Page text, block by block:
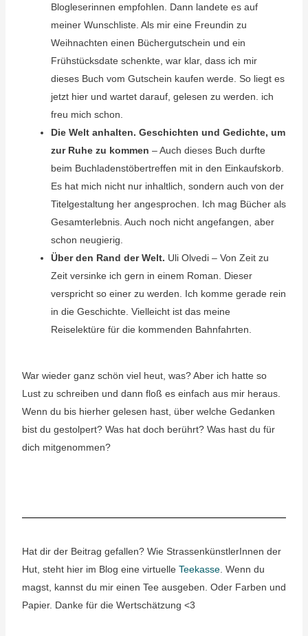
Blogleserinnen empfohlen. Dann landete es auf
meiner Wunschliste. Als mir eine Freundin zu
Weihnachten einen Büchergutschein und ein
Frühstücksdate schenkte, war klar, dass ich mir
dieses Buch vom Gutschein kaufen werde. So liegt es
jetzt hier und wartet darauf, gelesen zu werden. ich
freu mich schon.
Die Welt anhalten. Geschichten und Gedichte, um
zur Ruhe zu kommen – Auch dieses Buch durfte
beim Buchladenstöbertreffen mit in den Einkaufskorb.
Es hat mich nicht nur inhaltlich, sondern auch von der
Titelgestaltung her angesprochen. Ich mag Bücher als
Gesamterlebnis. Auch noch nicht angefangen, aber
schon neugierig.
Über den Rand der Welt. Uli Olvedi – Von Zeit zu
Zeit versinke ich gern in einem Roman. Dieser
verspricht so einer zu werden. Ich komme gerade rein
in die Geschichte. Vielleicht ist das meine
Reiselektüre für die kommenden Bahnfahrten.
War wieder ganz schön viel heut, was? Aber ich hatte so
Lust zu schreiben und dann floß es einfach aus mir heraus.
Wenn du bis hierher gelesen hast, über welche Gedanken
bist du gestolpert? Was hat doch berührt? Was hast du für
dich mitgenommen?
Hat dir der Beitrag gefallen? Wie StrassenkünstlerInnen der
Hut, steht hier im Blog eine virtuelle Teekasse. Wenn du
magst, kannst du mir einen Tee ausgeben. Oder Farben und
Papier. Danke für die Wertschätzung <3